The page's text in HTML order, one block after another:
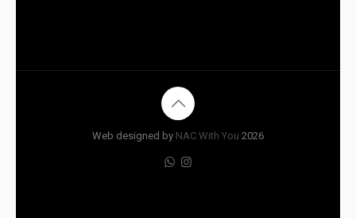
Web designed by NAC With You 2026